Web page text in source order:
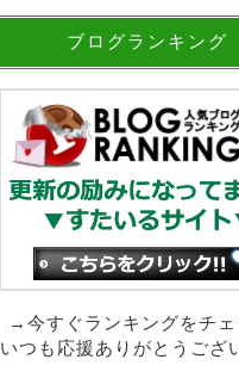
ブログランキング
→今すぐランキングをチェ
いつも応援ありがとうござ